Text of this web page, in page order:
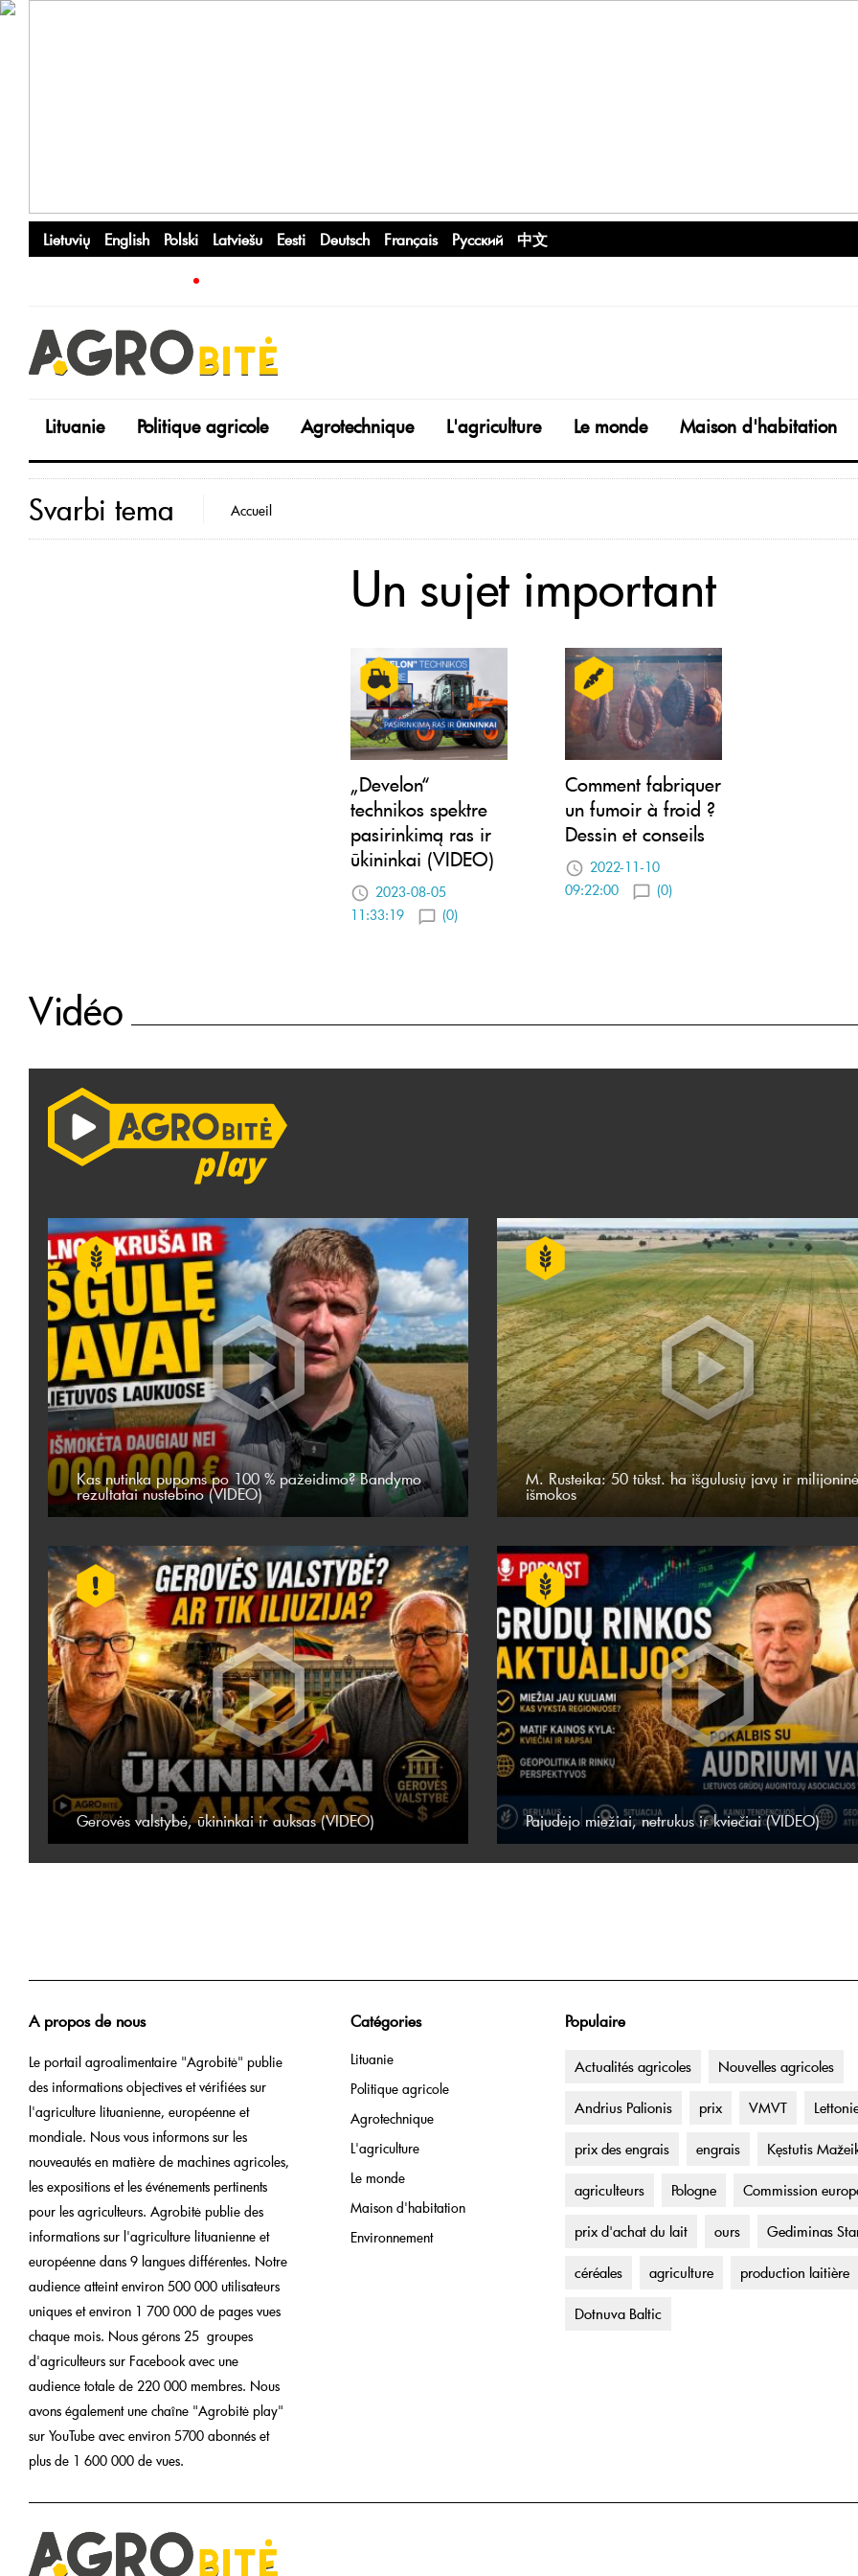
Lietuvių English Polski Latviešu Eesti Deutsch Français Русский 中文
Lituanie Politique agricole Agrotechnique L'agriculture Le monde Maison d'habitation
Svarbi tema Accueil
Un sujet important
„Develon“
technikos spektre
pasirinkimą ras ir
ūkininkai (VIDEO)
2023-08-05
11:33:19
(0)
Comment fabriquer
un fumoir à froid ?
Dessin et conseils
2022-11-10
09:22:00
(0)
Vidéo
Kas nutinka pupoms po 100 % pažeidimo? Bandymo
rezultatai nustebino (VIDEO)
M. Rusteika: 50 tūkst. ha išgulusių javų ir
išmokos
Gerovės valstybė, ūkininkai ir auksas (VIDEO) Pajudėjo miežiai, netrukus ir kviečiai (VIDEO)
A propos de nous
Le portail agroalimentaire "Agrobitė" publie
des informations objectives et vérifiées sur
l'agriculture lituanienne, européenne et
mondiale. Nous vous informons sur les
nouveautés en matière de machines agricoles,
les expositions et les événements pertinents
pour les agriculteurs. Agrobitė publie des
informations sur l'agriculture lituanienne et
européenne dans 9 langues différentes. Notre
audience atteint environ 500 000 utilisateurs
uniques et environ 1 700 000 de pages vues
chaque mois. Nous gérons 25 groupes
d'agriculteurs sur Facebook avec une
audience totale de 220 000 membres. Nous
avons également une chaîne "Agrobitė play"
sur YouTube avec environ 5700 abonnés et
plus de 1 600 000 de vues.
Populaire
Actualités agricoles Nouvelles agricoles
Andrius Palionis prix VMVT
prix des engrais engrais Kęstutis
agriculteurs Pologne Commission
prix d'achat du lait ours Gediminas
céréales agriculture production laitière
Dotnuva Baltic
Catégories
Lituanie
Politique agricole
Agrotechnique
L'agriculture
Le monde
Maison d'habitation
Environnement